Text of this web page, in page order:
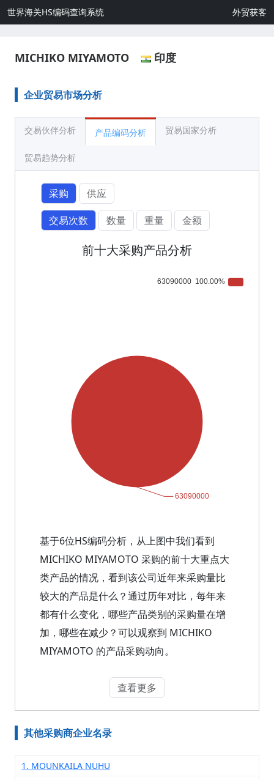
世界海关HS编码查询系统 外贸获客
MICHIKO MIYAMOTO 印度
企业贸易市场分析
交易伙伴分析 产品编码分析 贸易国家分析
贸易趋势分析
采购
供应
交易次数
数量 重量 金额
前十大采购产品分析
基于6位HS编码分析，从上图中我们看到
MICHIKO MIYAMOTO 采购的前十大重点大
类产品的情况，看到该公司近年来采购量比
较大的产品是什么？通过历年对比，每年来
都有什么变化，哪些产品类别的采购量在增
加，哪些在减少？可以观察到 MICHIKO
MIYAMOTO 的产品采购动向。
查看更多
其他采购商企业名录
1. MOUNKAILA NUHU